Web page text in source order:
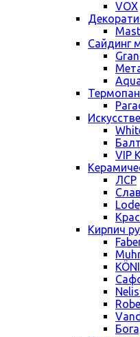
VOX
Сайдинг
VIP
ЛСР
Lode
Кирпич